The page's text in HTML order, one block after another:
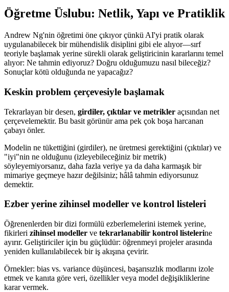
Öğretme Üslubu: Netlik, Yapı ve Pratiklik
Andrew Ng'nin öğretimi öne çıkıyor çünkü AI'yi pratik olarak
uygulanabilecek bir mühendislik disiplini gibi ele alıyor—sırf
teoriyle başlamak yerine sürekli olarak geliştiricinin kararlarını temel
alıyor: Ne tahmin ediyoruz? Doğru olduğumuzu nasıl bileceğiz?
Sonuçlar kötü olduğunda ne yapacağız?
Keskin problem çerçevesiyle başlamak
Tekrarlayan bir desen, girdiler, çıktılar ve metrikler açısından net
çerçevelemektir. Bu basit görünür ama pek çok boşa harcanan
çabayı önler.
Modelin ne tükettiğini (girdiler), ne üretmesi gerektiğini (çıktılar) ve
"iyi"nin ne olduğunu (izleyebileceğiniz bir metrik)
söyleyemiyorsanız, daha fazla veriye ya da daha karmaşık bir
mimariye geçmeye hazır değilsiniz; hâlâ tahmin ediyorsunuz
demektir.
Ezber yerine zihinsel modeller ve kontrol listeleri
Öğrenenlerden bir dizi formülü ezberlemelerini istemek yerine,
fikirleri zihinsel modeller ve tekrarlanabilir kontrol listelerine
ayırır. Geliştiriciler için bu güçlüdür: öğrenmeyi projeler arasında
yeniden kullanılabilecek bir iş akışına çevirir.
Örnekler: bias vs. variance düşüncesi, başarısızlık modlarını izole
etmek ve kanıta göre veri, özellikler veya model değişikliklerine
karar vermek.